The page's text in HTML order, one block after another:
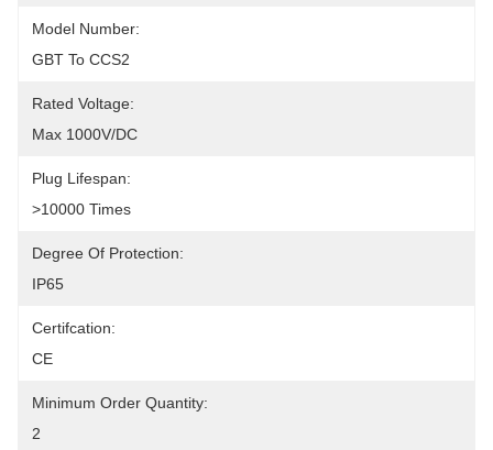
Model Number:
GBT To CCS2
Rated Voltage:
Max 1000V/DC
Plug Lifespan:
>10000 Times
Degree Of Protection:
IP65
Certifcation:
CE
Minimum Order Quantity:
2